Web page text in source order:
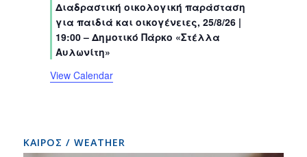
sssss
t
s
t
s
t
s
t
s
t
s
t
s
Διαδραστική οικολογική παράσταση
για παιδιά και οικογένειες, 25/8/26 |
19:00 – Δημοτικό Πάρκο «Στέλλα
Αυλωνίτη»
View Calendar
ΚΑΙΡΟΣ / WEATHER